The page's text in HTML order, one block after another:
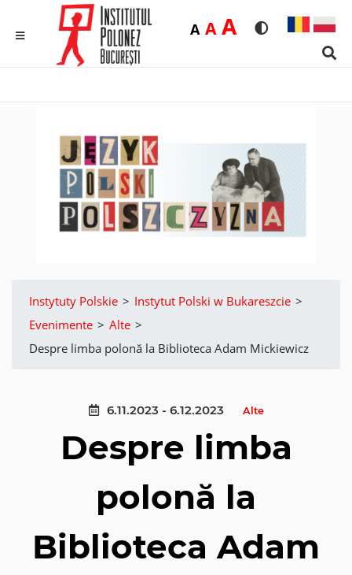
Rozmiar
ADomyślna
AŚrednia
ADużaWersja
Instytuty Polskie > Instytut Polski w Bukareszcie >
Evenimente > Alte >
Despre limba polonă la Biblioteca Adam Mickiewicz
6.11.2023 - 6.12.2023 Alte
Despre limba
polonă la
Biblioteca Adam